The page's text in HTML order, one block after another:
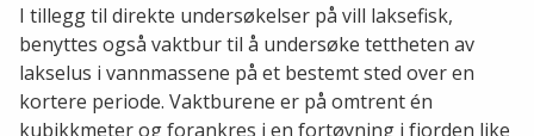
I tillegg til direkte undersøkelser på vill laksefisk,
benyttes også vaktbur til å undersøke tettheten av
lakselus i vannmassene på et bestemt sted over en
kortere periode. Vaktburene er på omtrent én
kubikkmeter og forankres i en fortøyning i fjorden like